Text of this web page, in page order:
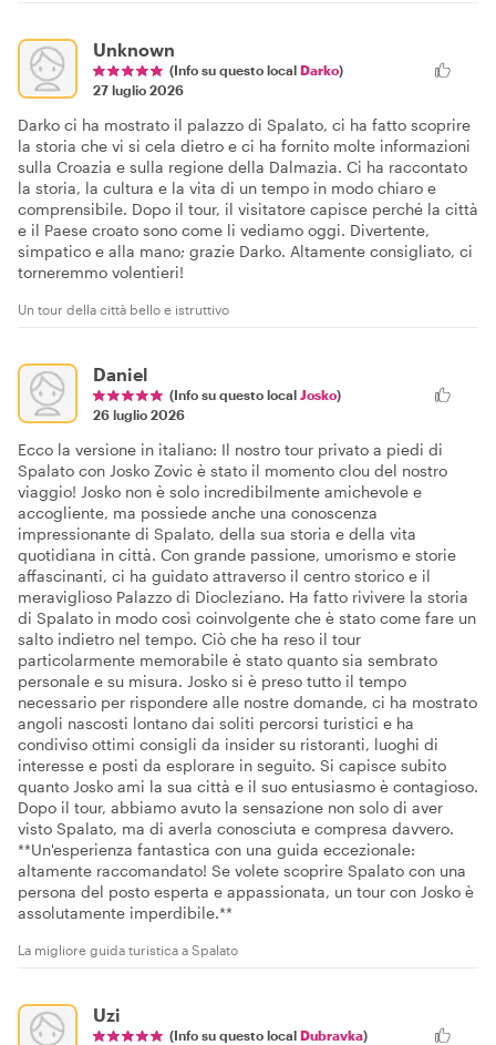
Unknown
(Info su questo local Darko)
27 luglio 2026
Darko ci ha mostrato il palazzo di Spalato, ci ha fatto scoprire
la storia che vi si cela dietro e ci ha fornito molte informazioni
sulla Croazia e sulla regione della Dalmazia. Ci ha raccontato
la storia, la cultura e la vita di un tempo in modo chiaro e
comprensibile. Dopo il tour, il visitatore capisce perché la città
e il Paese croato sono come li vediamo oggi. Divertente,
simpatico e alla mano; grazie Darko. Altamente consigliato, ci
torneremmo volentieri!
Un tour della città bello e istruttivo
Daniel
(Info su questo local Josko)
26 luglio 2026
Ecco la versione in italiano: Il nostro tour privato a piedi di
Spalato con Josko Zovic è stato il momento clou del nostro
viaggio! Josko non è solo incredibilmente amichevole e
accogliente, ma possiede anche una conoscenza
impressionante di Spalato, della sua storia e della vita
quotidiana in città. Con grande passione, umorismo e storie
affascinanti, ci ha guidato attraverso il centro storico e il
meraviglioso Palazzo di Diocleziano. Ha fatto rivivere la storia
di Spalato in modo così coinvolgente che è stato come fare un
salto indietro nel tempo. Ciò che ha reso il tour
particolarmente memorabile è stato quanto sia sembrato
personale e su misura. Josko si è preso tutto il tempo
necessario per rispondere alle nostre domande, ci ha mostrato
angoli nascosti lontano dai soliti percorsi turistici e ha
condiviso ottimi consigli da insider su ristoranti, luoghi di
interesse e posti da esplorare in seguito. Si capisce subito
quanto Josko ami la sua città e il suo entusiasmo è contagioso.
Dopo il tour, abbiamo avuto la sensazione non solo di aver
visto Spalato, ma di averla conosciuta e compresa davvero.
**Un'esperienza fantastica con una guida eccezionale:
altamente raccomandato! Se volete scoprire Spalato con una
persona del posto esperta e appassionata, un tour con Josko è
assolutamente imperdibile.**
La migliore guida turistica a Spalato
Uzi
(Info su questo local Dubravka)